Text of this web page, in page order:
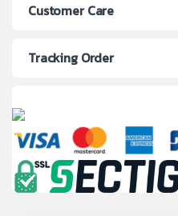
Customer Care
Tracking Order